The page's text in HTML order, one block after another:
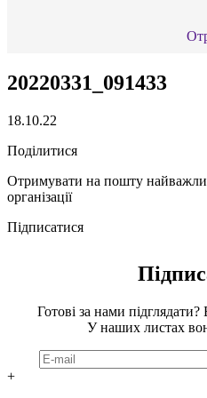
20220331_091433
18.10.22
Поділитися
Отримувати на пошту
організації
Підписатися
Готові за нами підглядати?
У наших листах
+